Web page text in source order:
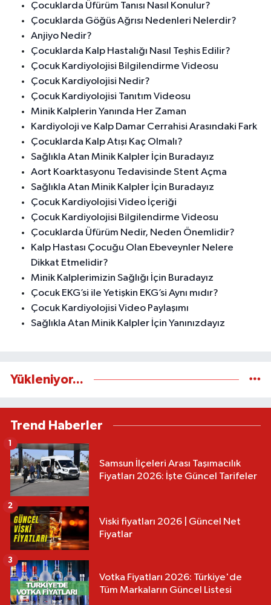
Çocuklarda Üfürüm Tanısı Nasıl Konulur?
Çocuklarda Göğüs Ağrısı Nedenleri Nelerdir?
Anjiyo Nedir?
Çocuklarda Kalp Hastalığı Nasıl Teşhis Edilir?
Çocuk Kardiyolojisi Bilgilendirme Videosu
Çocuk Kardiyolojisi Nedir?
Çocuk Kardiyolojisi Tanıtım Videosu
Minik Kalplerin Yanında Her Zaman
Kardiyoloji ve Kalp Damar Cerrahisi Arasındaki Fark
Çocuklarda Kalp Atışı Kaç Olmalı?
Sağlıkla Atan Minik Kalpler İçin Buradayız
Aort Koarktasyonu Tedavisinde Stent Açma
Sağlıkla Atan Minik Kalpler İçin Buradayız
Çocuk Kardiyolojisi Video İçeriği
Çocuk Kardiyolojisi Bilgilendirme Videosu
Çocuklarda Üfürüm Nedir, Neden Önemlidir?
Kalp Hastası Çocuğu Olan Ebeveynler Nelere
Dikkat Etmelidir?
Minik Kalplerimizin Sağlığı İçin Buradayız
Çocuk EKG’si ile Yetişkin EKG’si Aynı mıdır?
Çocuk Kardiyolojisi Video Paylaşımı
Sağlıkla Atan Minik Kalpler İçin Yanınızdayız
Yükleniyor...
Trend Haberler
Samsun İlçeleri Arası Taşımacılık
Fiyatları 2026: İşte Güncel Tarifeler
1
Viski fiyatları 2026 | Güncel Net
Fiyatlar
2
Votka Fiyatları 2026: Türkiye'de
Tüm Markaların Güncel Listesi
3